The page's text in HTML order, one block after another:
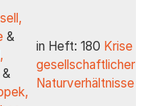
&
&
in Heft: 180 Krise
gesellschaftlicher
Naturverhältnisse